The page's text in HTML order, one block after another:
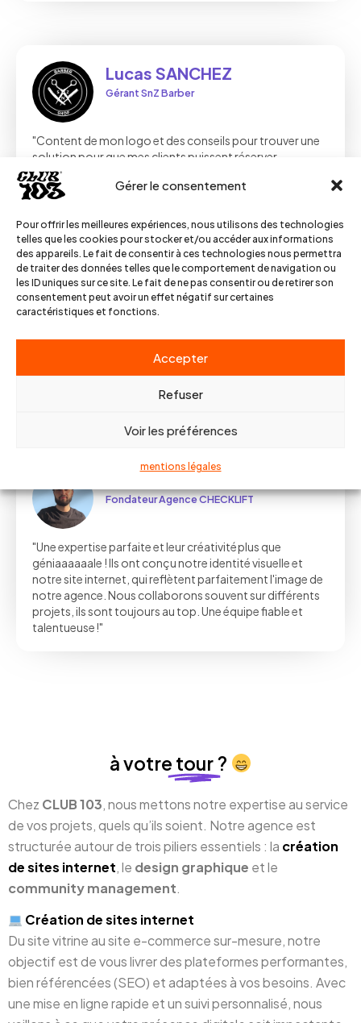
Gérer le consentement
Pour offrir les meilleures expériences, nous utilisons des technologies
telles que les cookies pour stocker et/ou accéder aux informations
des appareils. Le fait de consentir à ces technologies nous permettra
de traiter des données telles que le comportement de navigation ou
les ID uniques sur ce site. Le fait de ne pas consentir ou de retirer son
consentement peut avoir un effet négatif sur certaines
caractéristiques et fonctions.
Accepter
Refuser
Voir les préférences
mentions légales
Lucas SANCHEZ
Gérant SnZ Barber
"Content de mon logo et des conseils pour trouver une
solution pour que mes clients puissent réserver
rapidement"
Jean-Pierre RETHOUZE
Directeur commercial chez Italcan
pour des projets planifiés ou des demandes urgentes
dans la journée, tout est toujours géré avec sérieux et
Fondateur Agence CHECKLIFT
"Une expertise parfaite et leur créativité plus que
géniaaaaaale ! Ils ont conçu notre identité visuelle et
notre site internet, qui reflètent parfaitement l'image de
notre agence. Nous collaborons souvent sur différents
projets, ils sont toujours au top. Une équipe fiable et
talentueuse !"
à votre tour?
Chez CLUB 103, nous mettons notre expertise au service
de vos projets, quels qu’ils soient. Notre agence est
structurée autour de trois piliers essentiels : la création
de sites internet, le design graphique et le
community management.
Création de sites internet
Du site vitrine au site e-commerce sur-mesure, notre
objectif est de vous livrer des plateformes performantes,
bien référencées (SEO) et adaptées à vos besoins. Avec
une mise en ligne rapide et un suivi personnalisé, nous